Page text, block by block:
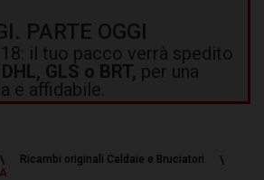
PARTE OGGI
il tuo pacco verrà spedito
DHL, GLS o BRT, per una
e affidabile.
Ricambi originali Caldaie e Bruciatori